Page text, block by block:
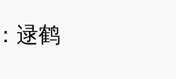
逯鹤